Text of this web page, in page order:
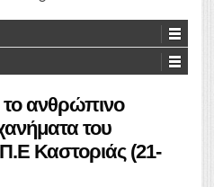
ανθρώπινο
του
Καστοριάς (21-